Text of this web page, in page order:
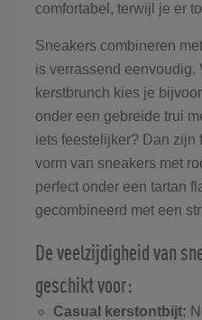
comfortabel, terwijl je er
Sneakers combineren
is verrassend eenvoudig.
kerstbrunch kies je
onder een gebreide trui
iets feestelijker? Dan zijn
vorm van sneakers met
perfect onder een tartan
gecombineerd met een
De veelzijdigheid van
geschikt voor:
Casual kerstontbijt: